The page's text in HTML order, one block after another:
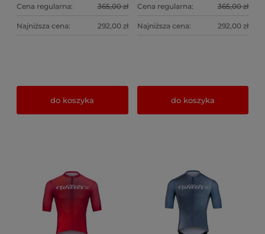
Cena regularna:
365,00 zł
Najniższa cena: 292,00 zł
do koszyka
Cena regularna:
365,00 zł
Najniższa cena: 292,00 zł
do koszyka